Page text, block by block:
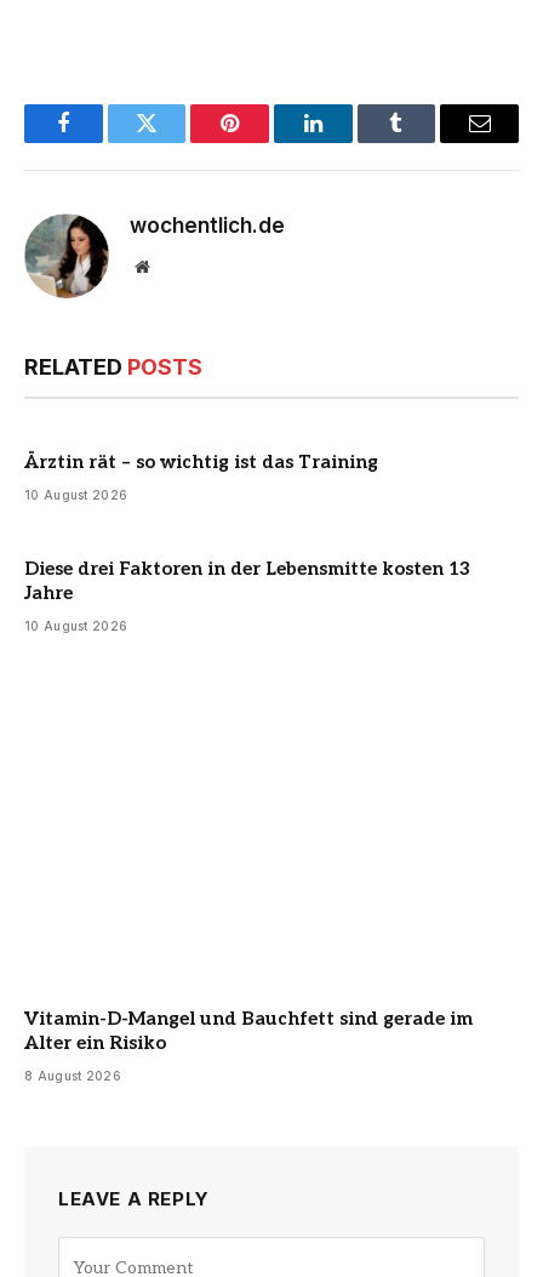
FacebookTwitter Pinterest LinkedInTumblr Email
wochentlich.de
Website
RELATED POSTS
Ärztin rät – so wichtig ist das Training
10 August 2026
Diese drei Faktoren in der Lebensmitte kosten 13
Jahre
10 August 2026
Vitamin-D-Mangel und Bauchfett sind gerade im
Alter ein Risiko
8 August 2026
LEAVE A REPLY